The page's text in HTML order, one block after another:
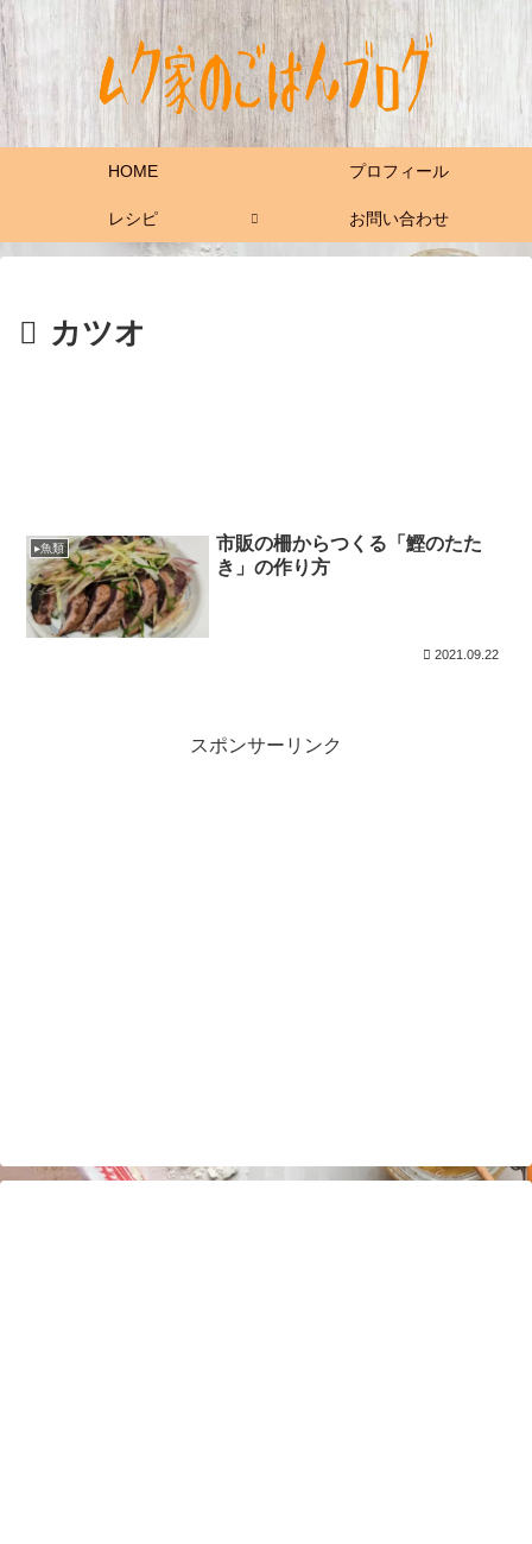
HOME プロフィール
レシピ お問い合わせ
カツオ
▸魚類
市販の柵からつくる「鰹のたた
き」の作り方
2021.09.22
スポンサーリンク